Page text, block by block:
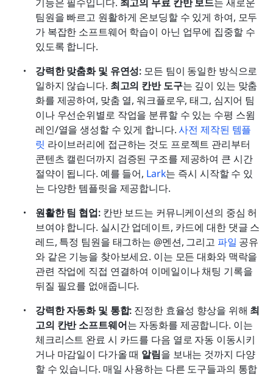
팀원을 빠르고 원활하게 온보딩할 수 있게 하여, 모두
가 복잡한 소프트웨어 학습이 아닌 업무에 집중할 수
있도록 합니다.
강력한 맞춤화 및 유연성: 모든 팀이 동일한 방식으로
일하지 않습니다. 최고의 칸반 도구는 깊이 있는 맞춤
화를 제공하여, 맞춤 열, 워크플로우, 태그, 심지어 팀
이나 우선순위별로 작업을 분류할 수 있는 수평 스윔
레인/열을 생성할 수 있게 합니다. 사전 제작된 템플
릿 라이브러리에 접근하는 것도 프로젝트 관리부터
콘텐츠 캘린더까지 검증된 구조를 제공하여 큰 시간
절약이 됩니다. 예를 들어, Lark는 즉시 시작할 수 있
는 다양한 템플릿을 제공합니다.
원활한 팀 협업: 칸반 보드는 커뮤니케이션의 중심 허
브여야 합니다. 실시간 업데이트, 카드에 대한 댓글 스
레드, 특정 팀원을 태그하는 @멘션, 그리고 파일 공유
와 같은 기능을 찾아보세요. 이는 모든 대화와 맥락을
관련 작업에 직접 연결하여 이메일이나 채팅 기록을
뒤질 필요를 없애줍니다.
강력한 자동화 및 통합: 진정한 효율성 향상을 위해 최
고의 칸반 소프트웨어는 자동화를 제공합니다. 이는
체크리스트 완료 시 카드를 다음 열로 자동 이동시키
거나 마감일이 다가올 때 알림을 보내는 것까지 다양
할 수 있습니다. 매일 사용하는 다른 도구들과의 통합